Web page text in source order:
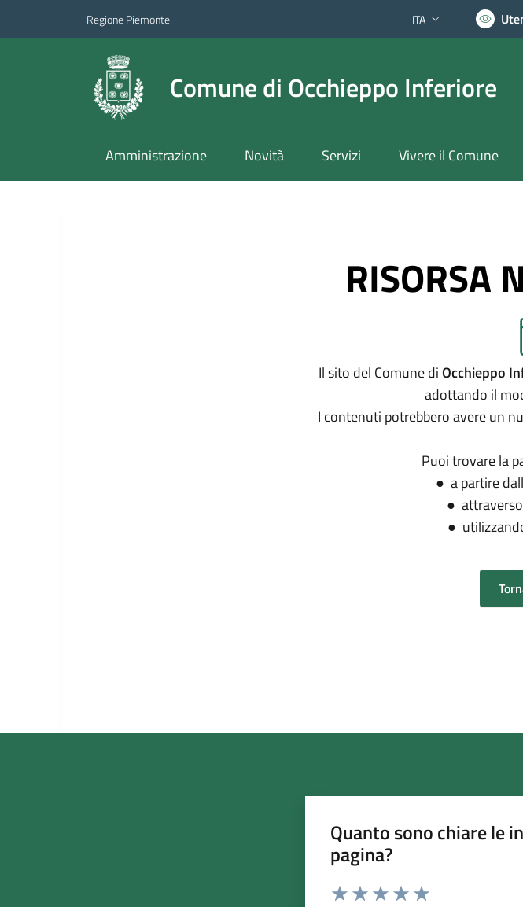
Regione Piemonte Lingua attiva:
ITA
Comune di Occhieppo Inferiore
Amministrazione Novità Servizi Vivere il Comune
RISORSA
Il sito del Comune diOcchieppo
adottando il
I contenuti potrebbero avere un
Puoi trovare la
● a partire
●
●
Quanto sono chiare le
pagina?
Valuta da 1 a 5 stelle la pagina